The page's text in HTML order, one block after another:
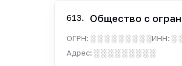
613. Общество с
ОГРН:░ ░ ░ ░ ░ ░ ░ ░ ░ИНН:░
Адрес:░ ░ ░ ░ ░ ░ ░ ░ ░